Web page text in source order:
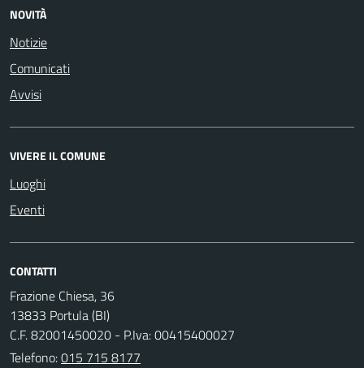
NOVITÀ
Notizie
Comunicati
Avvisi
VIVERE IL COMUNE
Luoghi
Eventi
CONTATTI
Frazione Chiesa, 36
13833 Portula (BI)
C.F. 82001450020 - P.Iva: 00415400027
Telefono:015 715 8177